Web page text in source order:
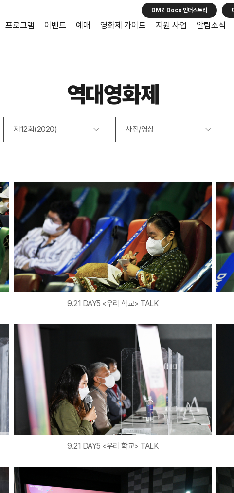
프로그램 이벤트 예매 영화제 가이드 지원 사업 알림소식
DMZ Docs 인더스트리
역대영화제
제12회(2020) 사진/영상
9.21 DAY5 <우리 학교> TALK
9.21 DAY5 <우리 학교> TALK